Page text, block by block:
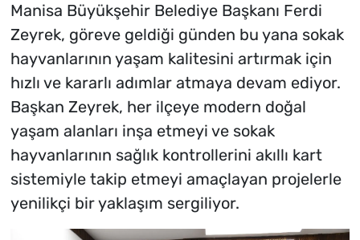
Manisa Büyükşehir Belediye Başkanı Ferdi
Zeyrek, göreve geldiği günden bu yana sokak
hayvanlarının yaşam kalitesini artırmak için
hızlı ve kararlı adımlar atmaya devam ediyor.
Başkan Zeyrek, her ilçeye modern doğal
yaşam alanları inşa etmeyi ve sokak
hayvanlarının sağlık kontrollerini akıllı kart
sistemiyle takip etmeyi amaçlayan projelerle
yenilikçi bir yaklaşım sergiliyor.